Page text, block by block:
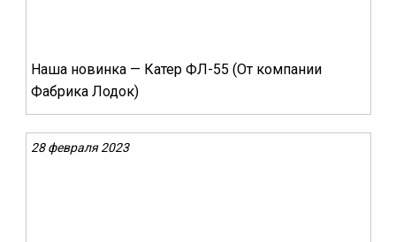
Наша новинка — Катер ФЛ-55 (От компании
Фабрика Лодок)
28 февраля 2023